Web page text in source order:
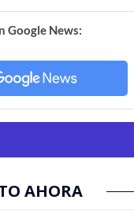
Google News:
AHORA